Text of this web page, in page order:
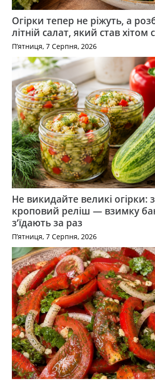
Огірки тепер не ріжуть, а
літній салат, який став
П’ятниця, 7 Серпня, 2026
Не викидайте великі огірки:
кроповий реліш — взимку
з’їдають за раз
П’ятниця, 7 Серпня, 2026